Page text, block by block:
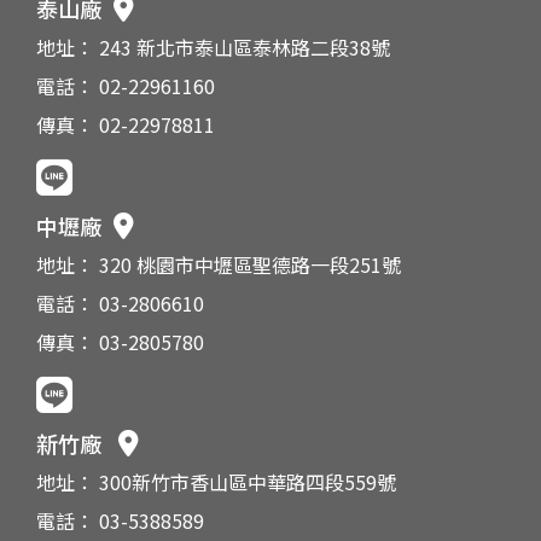
泰山廠
地址： 243 新北市泰山區泰林路二段38號
電話： 02-22961160
傳真： 02-22978811
中壢廠
地址： 320 桃園市中壢區聖德路一段251號
電話： 03-2806610
傳真： 03-2805780
新竹廠
地址： 300新竹市香山區中華路四段559號
電話： 03-5388589